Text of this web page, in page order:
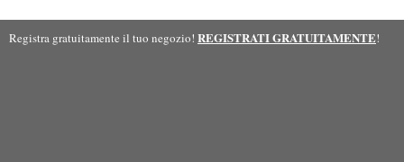
Registra gratuitamente il tuo negozio! REGISTRATI GRATUITAMENTE!